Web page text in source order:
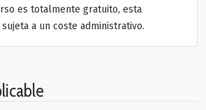
es totalmente gratuito, esta
a un coste administrativo.